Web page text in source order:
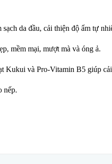
da đầu, cải thiện độ ẩm tự
mềm mại, mượt mà và óng ả.
và Pro-Vitamin B5 giúp
nếp.